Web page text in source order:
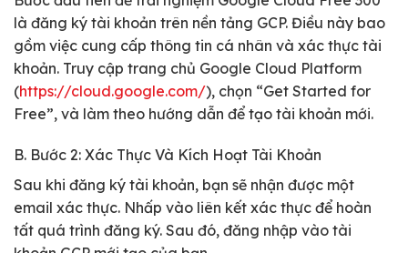
là đăng ký tài khoản trên nền tảng GCP. Điều này bao
gồm việc cung cấp thông tin cá nhân và xác thực tài
khoản. Truy cập trang chủ Google Cloud Platform
(https://cloud.google.com/), chọn “Get Started for
Free”, và làm theo hướng dẫn để tạo tài khoản mới.
B. Bước 2: Xác Thực Và Kích Hoạt Tài Khoản
Sau khi đăng ký tài khoản, bạn sẽ nhận được một
email xác thực. Nhấp vào liên kết xác thực để hoàn
tất quá trình đăng ký. Sau đó, đăng nhập vào tài